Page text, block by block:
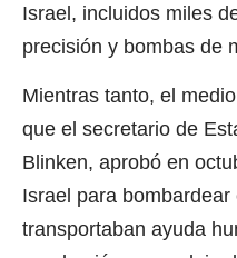
Israel, incluidos miles
precisión y bombas de
Mientras tanto, el
que el secretario de
Blinken, aprobó en
Israel para
transportaban ayuda